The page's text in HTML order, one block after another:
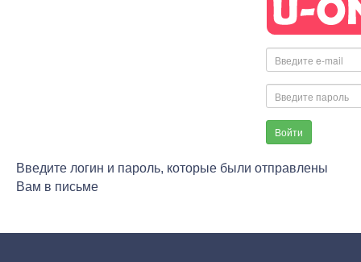
Войти
Введите логин и пароль, которые были отправлены
Вам в письме